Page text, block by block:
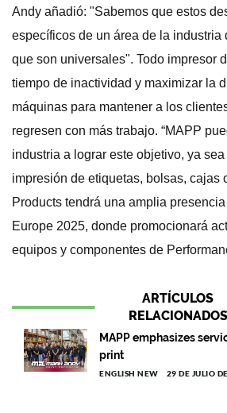
Andy añadió: "Sabemos que estos
específicos de un área de la industria
que son universales". Todo impresor
tiempo de inactividad y maximizar la
máquinas para mantener a los
regresen con más trabajo. “MAPP
industria a lograr este objetivo, ya
impresión de etiquetas, bolsas, cajas
Products tendrá una amplia
Europe 2025, donde promocionará
equipos y componentes de
ARTÍCULOS
RELACIONADOS
MAPP emphasizes
print
ENGLISH NEW 29 DE JULIO